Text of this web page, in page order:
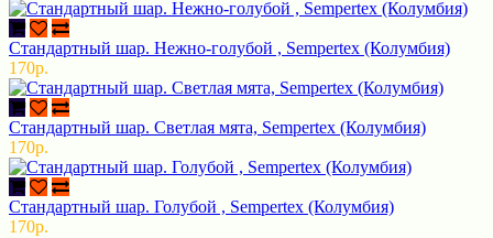
Стандартный шар. Нежно-голубой , Sempertex (Колумбия)
170р.
Стандартный шар. Светлая мята, Sempertex (Колумбия)
170р.
Стандартный шар. Голубой , Sempertex (Колумбия)
170р.